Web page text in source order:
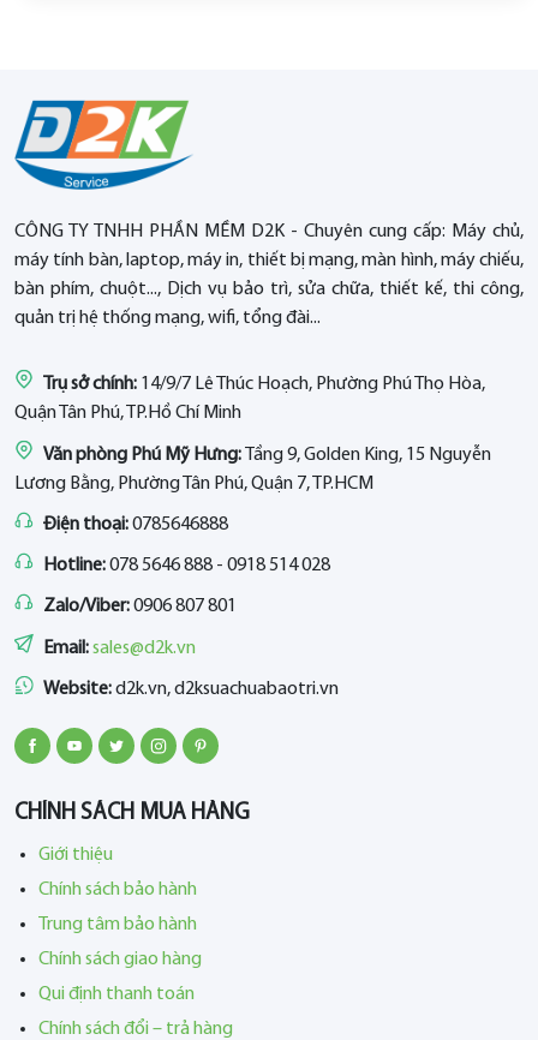
CÔNG TY TNHH PHẦN MỀM D2K - Chuyên cung cấp: Máy chủ,
máy tính bàn, laptop, máy in, thiết bị mạng, màn hình, máy chiếu,
bàn phím, chuột..., Dịch vụ bảo trì, sửa chữa, thiết kế, thi công,
quản trị hệ thống mạng, wifi, tổng đài...
Trụ sở chính: 14/9/7 Lê Thúc Hoạch, Phường Phú Thọ Hòa,
Quận Tân Phú, TP.Hồ Chí Minh
Văn phòng Phú Mỹ Hưng:Tầng 9, Golden King, 15 Nguyễn
Lương Bằng, Phường Tân Phú, Quận 7, TP.HCM
Điện thoại:0785646888
Hotline:078 5646 888 - 0918 514 028
Zalo/Viber:0906 807 801
Email:sales@d2k.vn
Website:d2k.vn, d2ksuachuabaotri.vn
CHÍNH SÁCH MUA HÀNG
Giới thiệu
Chính sách bảo hành
Trung tâm bảo hành
Chính sách giao hàng
Qui định thanh toán
Chính sách đổi – trả hàng